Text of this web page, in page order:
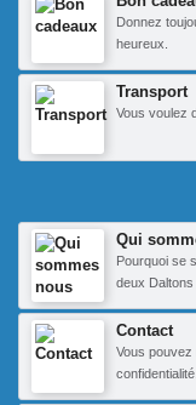
Donnez
heureux.
Transport
Vous voulez
Qui
Pourquoi se
deux Daltons
Contact
Vous
confidentialité.